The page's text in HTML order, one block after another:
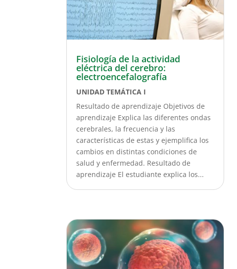
Fisiología de la actividad
eléctrica del cerebro:
electroencefalografía
UNIDAD TEMÁTICA I
Resultado de aprendizaje Objetivos de
aprendizaje Explica las diferentes ondas
cerebrales, la frecuencia y las
características de estas y ejemplifica los
cambios en distintas condiciones de
salud y enfermedad. Resultado de
aprendizaje El estudiante explica los...